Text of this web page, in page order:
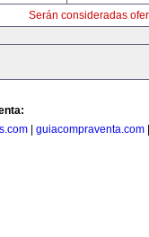
Serán consideradas
guiacompraventa.com